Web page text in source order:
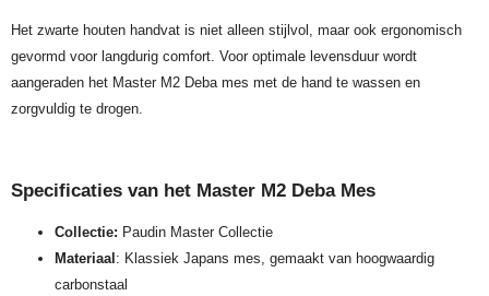
Het zwarte houten handvat is niet alleen stijlvol, maar ook ergonomisch
gevormd voor langdurig comfort. Voor optimale levensduur wordt
aangeraden het Master M2 Deba mes met de hand te wassen en
zorgvuldig te drogen.
Specificaties van het Master M2 Deba Mes
Collectie: Paudin Master Collectie
Materiaal: Klassiek Japans mes, gemaakt van hoogwaardig
carbonstaal